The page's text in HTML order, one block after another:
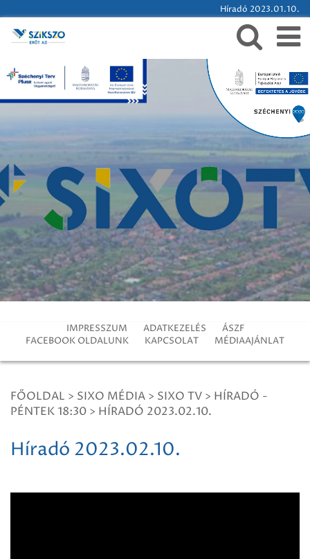
Híradó 2023.01.10.
IMPRESSZUM ADATKEZELÉS
ÁSZF
FACEBOOK OLDALUNK
KAPCSOLAT MÉDIAAJÁNLAT
FŐOLDAL > SIXO MÉDIA > SIXO TV > HÍRADÓ -
PÉNTEK 18:30 > HÍRADÓ 2023.02.10.
Híradó 2023.02.10.